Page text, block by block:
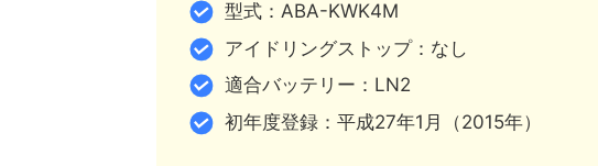
型式：ABA-KWK4M
アイドリングストップ：なし
適合バッテリー：LN2
初年度登録：平成27年1月（2015年）